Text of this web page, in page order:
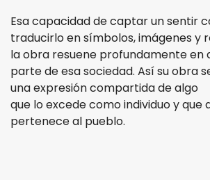
Esa capacidad de captar un sentir
traducirlo en símbolos, imágenes y
la obra resuene profundamente en
parte de esa sociedad. Así su obra
una expresión compartida de algo
que lo excede como individuo y que
pertenece al pueblo.